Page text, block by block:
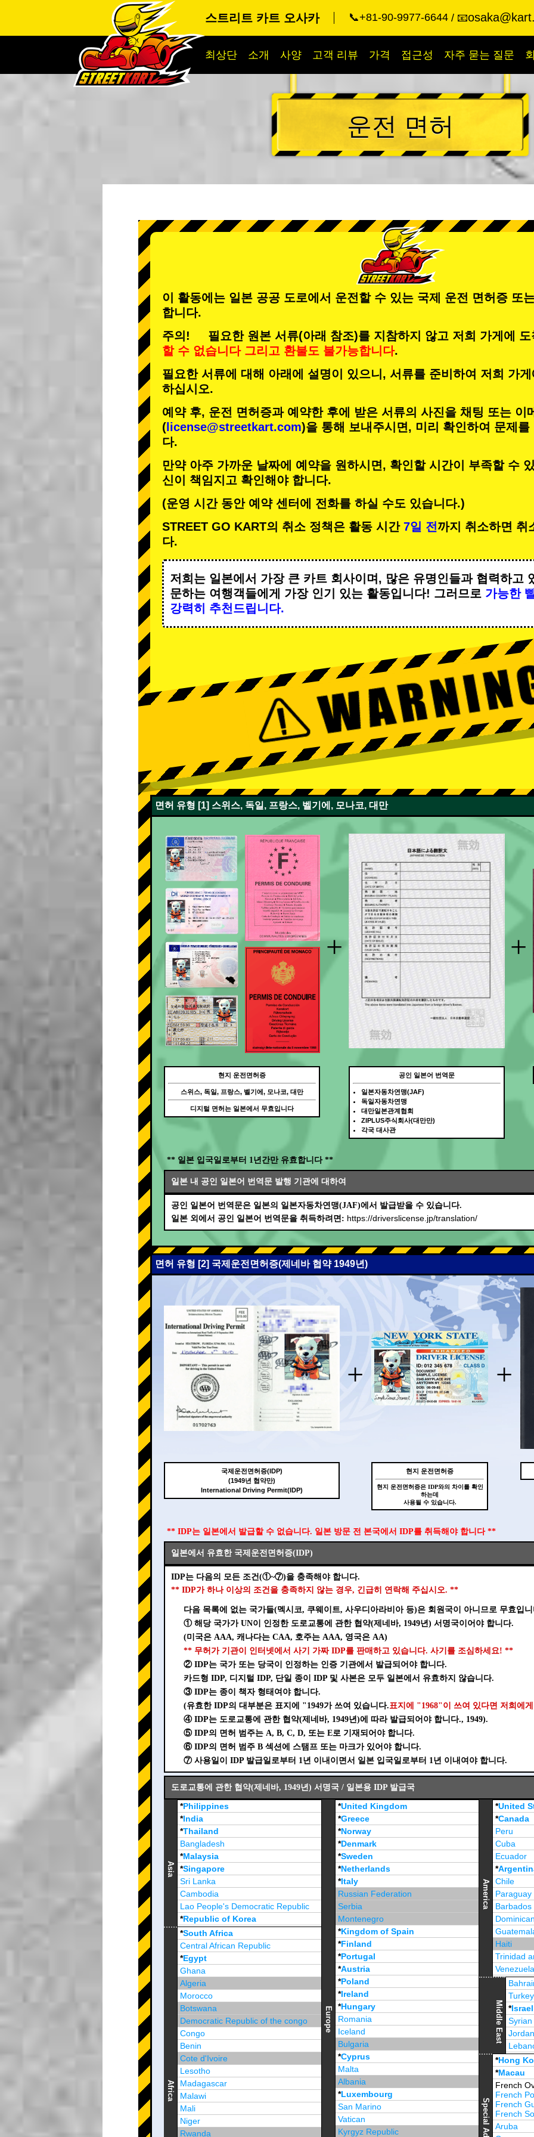
스트리트 카트 오사카 📞+81-90-9977-6644 📧
최상단 소개 사양 고객 리뷰 가격 접근성 자주 묻는 질문
운전 면허
이 활동에는 일본 공공 도로에서 운전할 수 있는 국제 운전 면허증 또
합니다.
주의! 필요한 원본 서류(아래 참조)를 지참하지 않고 저희 가게에
할 수 없습니다 그리고 환불도 불가능합니다.
필요한 서류에 대해 아래에 설명이 있으니, 서류를 준비하여 저희 가
하십시오.
예약 후, 운전 면허증과 예약한 후에 받은 서류의 사진을 채팅 또는 이
( license@streetkart.com)을 통해 보내주시면, 미리 확인하여 문제
다.
만약 아주 가까운 날짜에 예약을 원하시면, 확인할 시간이 부족할 수
신이 책임지고 확인해야 합니다.
(운영 시간 동안 예약 센터에 전화를 하실 수도 있습니다.)
STREET GO KART의 취소 정책은 활동 시간 7일 전까지 취소하면 취
다.
저희는 일본에서 가장 큰 카트 회사이며, 많은 유명인들과 협력하고
문하는 여행객들에게 가장 인기 있는 활동입니다! 그러므로 가능한
강력히 추천드립니다.
면허 유형 [1] 스위스, 독일, 프랑스, 벨기에, 모나코, 대만
+ +
현지 운전면허증
스위스, 독일, 프랑스, 벨기에, 모나코, 대만
디지털 면허는 일본에서 무효입니다
공인 일본어 번역문
일본자동차연맹(JAF)
독일자동차연맹
대만일본관계협회
ZIPLUS주식회사(대만만)
각국 대사관
** 일본 입국일로부터 1년간만 유효합니다 **
일본 내 공인 일본어 번역문 발행 기관에 대하여
공인 일본어 번역문은 일본의 일본자동차연맹(JAF)에서 발급받을 수 있습니다.
일본 외에서 공인 일본어 번역문을 취득하려면: https://driverslicense.jp/translation/
면허 유형 [2] 국제운전면허증(제네바 협약 1949년)
+ +
국제운전면허증(IDP)
(1949년 협약만)
International Driving Permit(IDP)
현지 운전면허증
현지 운전면허증은 IDP와의 차이를 확인
하는데
사용될 수 있습니다.
** IDP는 일본에서 발급할 수 없습니다. 일본 방문 전 본국에서 IDP를 취득해야 합니다 **
일본에서 유효한 국제운전면허증(IDP)
IDP는 다음의 모든 조건(①~⑦)을 충족해야 합니다.
** IDP가 하나 이상의 조건을 충족하지 않는 경우, 긴급히 연락해 주십시오. **
다음 목록에 없는 국가들(멕시코, 쿠웨이트, 사우디아라비아 등)은 회원국이 아니므로 무효입
① 해당 국가가 UN이 인정한 도로교통에 관한 협약(제네바, 1949년) 서명국이어야 합니다.
(미국은 AAA, 캐나다는 CAA, 호주는 AAA, 영국은 AA)
** 무허가 기관이 인터넷에서 사기 가짜 IDP를 판매하고 있습니다. 사기를 조심하세요! **
② IDP는 국가 또는 당국이 인정하는 인증 기관에서 발급되어야 합니다.
카드형 IDP, 디지털 IDP, 단일 종이 IDP 및 사본은 모두 일본에서 유효하지 않습니다.
③ IDP는 종이 책자 형태여야 합니다.
(유효한 IDP의 대부분은 표지에 "1949가 쓰여 있습니다.표지에 "1968"이 쓰여 있다면 저희에
④ IDP는 도로교통에 관한 협약(제네바, 1949년)에 따라 발급되어야 합니다., 1949).
⑤ IDP의 면허 범주는 A, B, C, D, 또는 E로 기재되어야 합니다.
⑥ IDP의 면허 범주 B 섹션에 스탬프 또는 마크가 있어야 합니다.
⑦ 사용일이 IDP 발급일로부터 1년 이내이면서 일본 입국일로부터 1년 이내여야 합니다.
도로교통에 관한 협약(제네바, 1949년) 서명국 / 일본용 IDP 발급국
Asia
*Philippines
*India
*Thailand
Bangladesh
*Malaysia
*Singapore
Sri Lanka
Cambodia
Lao People's Democratic Republic
*Republic of Korea
Brunei Darussalam
Africa
*South Africa
Central African Republic
*Egypt
Ghana
Algeria
Morocco
Botswana
Democratic Republic of the congo
Congo
Benin
Cote d'Ivoire
Lesotho
Madagascar
Malawi
Mali
Niger
Rwanda
Europe
*United Kingdom
*Greece
*Norway
*Denmark
*Sweden
*Netherlands
*Italy
Russian Federation
Serbia
Montenegro
*Kingdom of Spain
*Finland
*Portugal
*Austria
*Poland
*Ireland
*Hungary
Romania
Iceland
Bulgaria
*Cyprus
Malta
Albania
*Luxembourg
San Marino
Vatican
Kyrgyz Republic
America
*United
*Canada
Peru
Cuba
Ecuador
*
Chile
Paraguay
Barbados
Haiti
Trinidad
Jamaica
Middle East
Turkey
*Israel
*
*Hong
*Macau
French
French
French
French
Aruba